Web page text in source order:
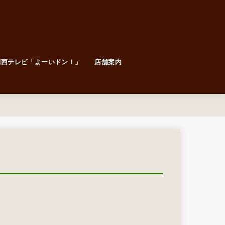
テレビ「よーいドン！」 店舗案内